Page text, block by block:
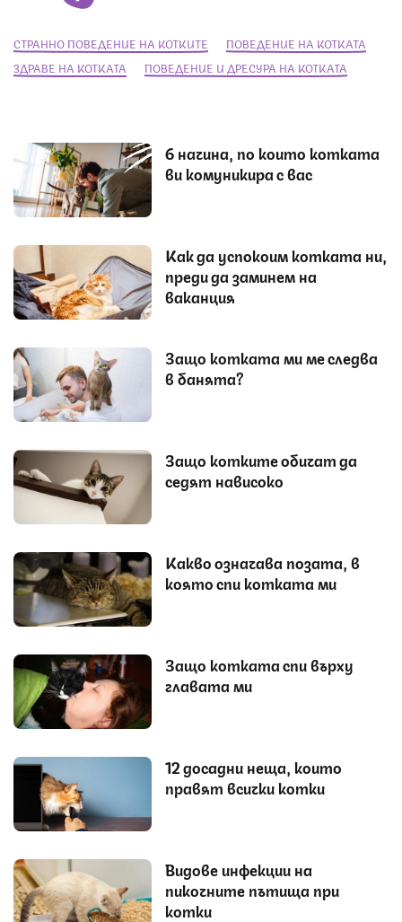
СТРАННО ПОВЕДЕНИЕ НА КОТКИТЕ
ПОВЕДЕНИЕ НА КОТКАТА
ЗДРАВЕ НА КОТКАТА
ПОВЕДЕНИЕ И ДРЕСУРА НА КОТКАТА
6 начина, по които котката
ви комуникира с вас
Как да успокоим котката ни,
преди да заминем на
ваканция
Защо котката ми ме следва
в банята?
Защо котките обичат да
седят нависоко
Какво означава позата, в
която спи котката ми
Защо котката спи върху
главата ми
12 досадни неща, които
правят всички котки
Видове инфекции на
пикочните пътища при
котки